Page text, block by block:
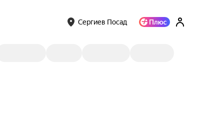
Сергиев Посад